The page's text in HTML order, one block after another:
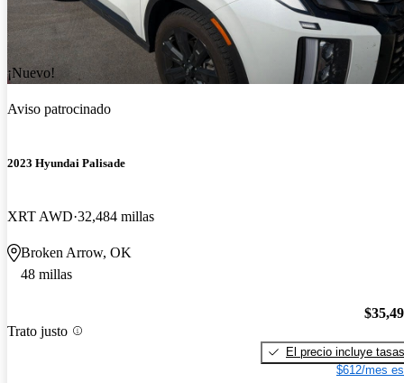
¡Nuevo!
Aviso patrocinado
2023 Hyundai Palisade
XRT AWD 32,484 millas
Broken Arrow, OK
48 millas
Trato justo
El precio incluye tasas
$612/mes